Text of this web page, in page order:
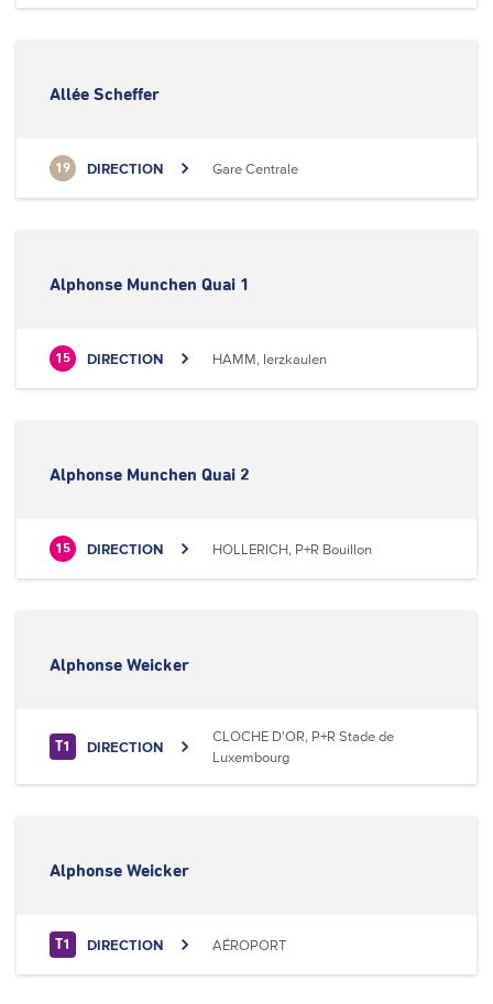
Allée Scheffer
19 DIRECTION Gare Centrale
Alphonse Munchen Quai 1
15 DIRECTION HAMM, Ierzkaulen
Alphonse Munchen Quai 2
15 DIRECTION HOLLERICH, P+R Bouillon
Alphonse Weicker
T1 DIRECTION
CLOCHE D'OR, P+R Stade de
Luxembourg
Alphonse Weicker
T1 DIRECTION AÉROPORT